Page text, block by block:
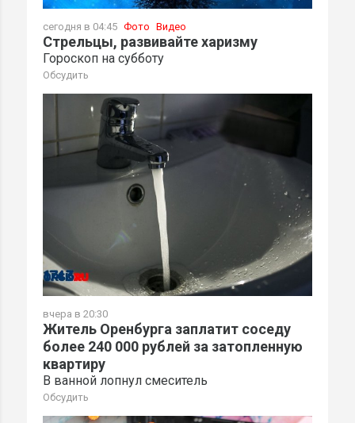
сегодня в 04:45 Фото Видео
Стрельцы, развивайте харизму
Гороскоп на субботу
Обсудить
вчера в 20:30
Житель Оренбурга заплатит соседу
более 240 000 рублей за затопленную
квартиру
В ванной лопнул смеситель
Обсудить